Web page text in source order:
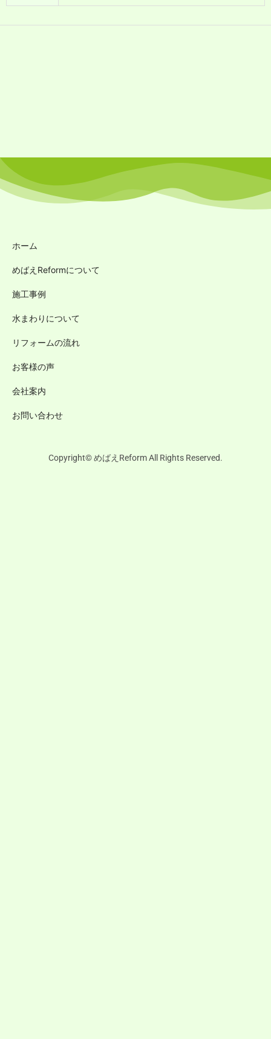
ホーム
めばえReformについて
施工事例
水まわりについて
リフォームの流れ
お客様の声
会社案内
お問い合わせ
Copyright© めばえReform All Rights Reserved.